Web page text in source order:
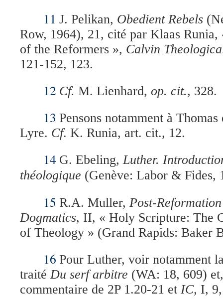
11 J. Pelikan, Obedient Rebels
Row, 1964), 21, cité par Klaas Runia,
of the Reformers », Calvin
121-152, 123.
12 Cf. M. Lienhard,op. cit., 328.
13 Pensons notamment à
Lyre. Cf. K. Runia, art. cit., 12.
14 G. Ebeling,Luther.
théologique (Genève: Labor & Fides,
15 R.A. Muller,Post-
Dogmatics, II, « Holy Scripture: The
of Theology » (Grand Rapids: Baker
16 Pour Luther, voir notamment
traitéDu serf arbitre (WA: 18, 609)
commentaire de 2P 1.20-21 et IC, I,